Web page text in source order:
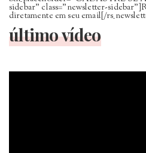
sidebar” class=”newsletter-
diretamente em seu email[/
último vídeo
Tocador